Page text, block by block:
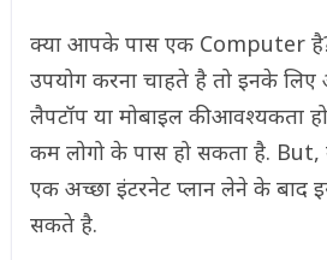
क्या आपके पास एक Computer है?
उपयोग करना चाहते है तो इनके
लैपटॉप या मोबाइल की आवश्यकता
कम लोगो के पास हो सकता है.
एक अच्छा इंटरनेट प्लान लेने के बाद
सकते है.